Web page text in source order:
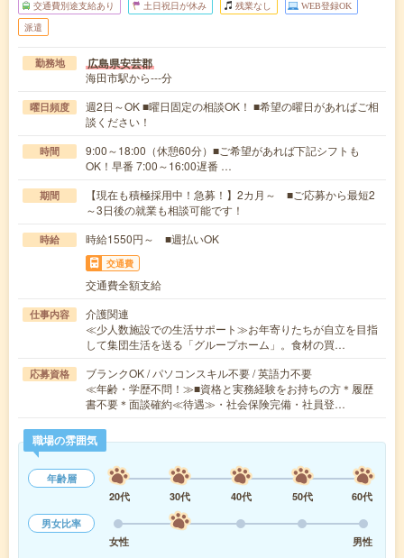
交通費別途支給あり 土日祝日が休み 残業なし WEB登録OK
派遣
勤務地 広島県安芸郡
海田市駅から---分
曜日頻度
週2日～OK ■曜日固定の相談OK！ ■希望の曜日があればご相
談ください！
時間
9:00～18:00（休憩60分）■ご希望があれば下記シフトも
OK！早番 7:00～16:00遅番 …
期間
【現在も積極採用中！急募！】2カ月～ ■ご応募から最短2
～3日後の就業も相談可能です！
時給 時給1550円～ ■週払いOK
交通費
交通費全額支給
仕事内容
介護関連
≪少人数施設での生活サポート≫お年寄りたちが自立を目指
して集団生活を送る「グループホーム」。食材の買…
応募資格
ブランクOK / パソコンスキル不要 / 英語力不要
≪年齢・学歴不問！≫■資格と実務経験をお持ちの方＊履歴
書不要＊面談確約≪待遇≫・社会保険完備・社員登…
職場の雰囲気
年齢層
20代
30代 40代 50代
60代
男女比率
女性
男性